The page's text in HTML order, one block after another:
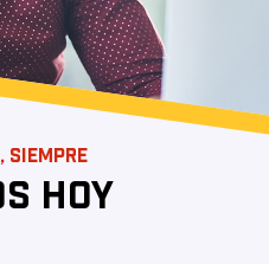
SIEMPRE
HOY